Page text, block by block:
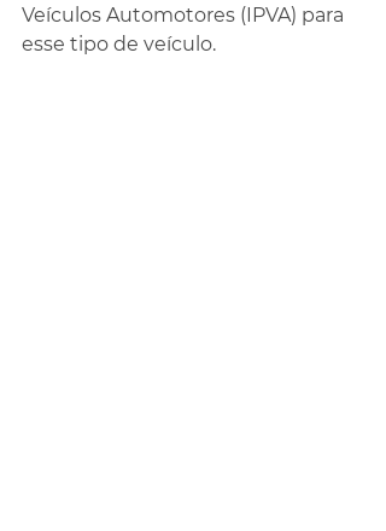
Veículos Automotores (IPVA) para
esse tipo de veículo.